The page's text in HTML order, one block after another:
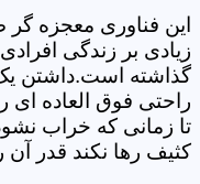
این فناوری معجزه گر
زیادی بر زندگی
گذاشته است.داشتن
راحتی فوق العاده ای
تا زمانی که خراب
کثیف رها نکند قدر آن